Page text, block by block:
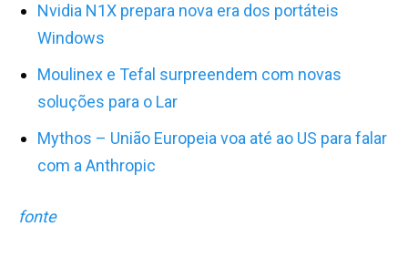
Nvidia N1X prepara nova era dos portáteis
Windows
Moulinex e Tefal surpreendem com novas
soluções para o Lar
Mythos – União Europeia voa até ao US para falar
com a Anthropic
fonte